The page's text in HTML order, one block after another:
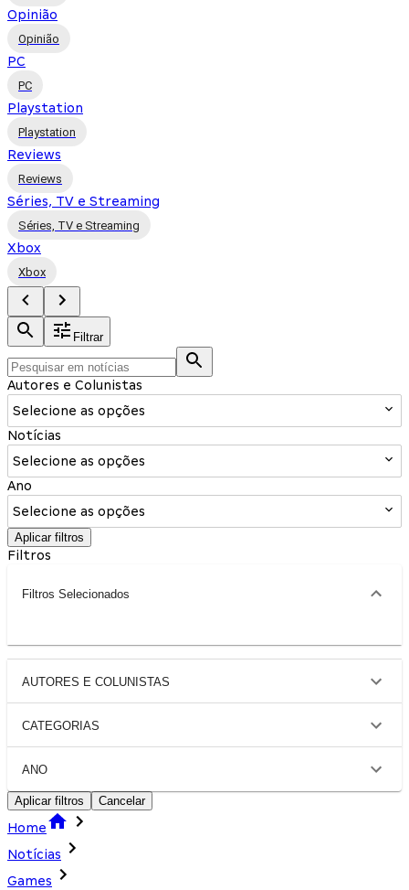
Opinião
Opinião
PC
PC
Playstation
Playstation
Reviews
Reviews
Séries, TV e Streaming
Séries, TV e Streaming
Xbox
Xbox
Filtrar
Autores e Colunistas
Selecione as opções
Notícias
Selecione as opções
Ano
Selecione as opções
Aplicar filtros
Filtros
Filtros Selecionados
AUTORES E COLUNISTAS
CATEGORIAS
ANO
Aplicar filtros Cancelar
Home
Notícias
Games